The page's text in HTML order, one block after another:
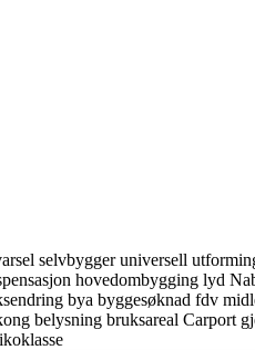
selvbyggeruniversell
hovedombygging lyd
bya byggesøknad fdv
belysning bruksareal Carport